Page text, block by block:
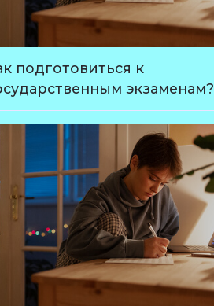
подготовиться к
экзаменам?